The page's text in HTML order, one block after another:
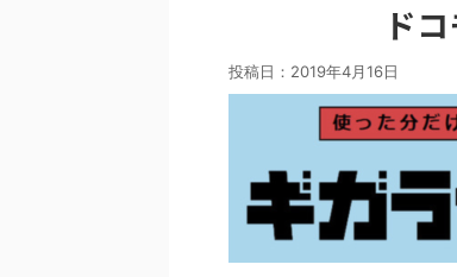
ド
投稿日： 2019年4月16日